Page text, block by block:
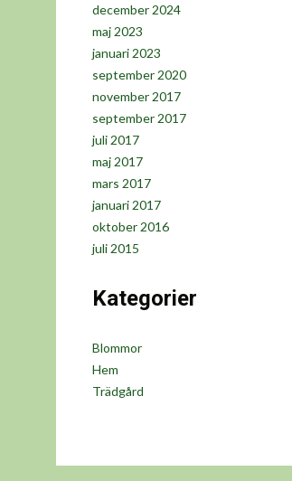
december 2024
maj 2023
januari 2023
september 2020
november 2017
september 2017
juli 2017
maj 2017
mars 2017
januari 2017
oktober 2016
juli 2015
Kategorier
Blommor
Hem
Trädgård